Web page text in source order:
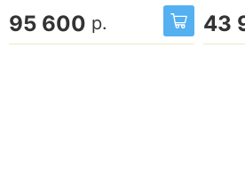
95 600 р. 43